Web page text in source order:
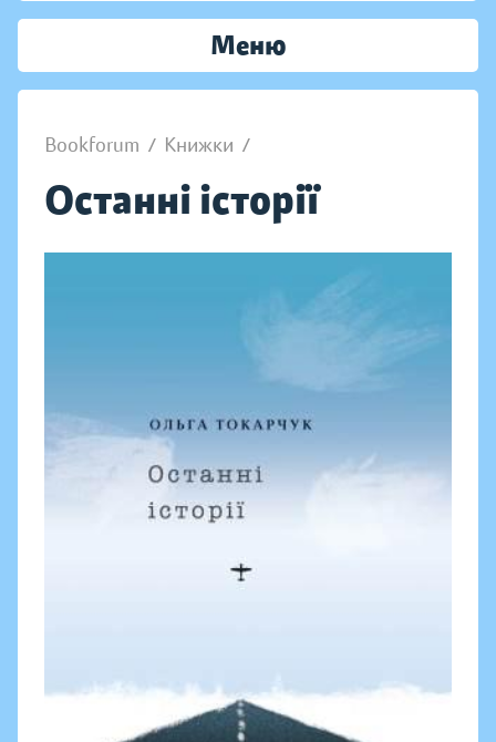
Меню
Bookforum / Книжки /
Останні історії